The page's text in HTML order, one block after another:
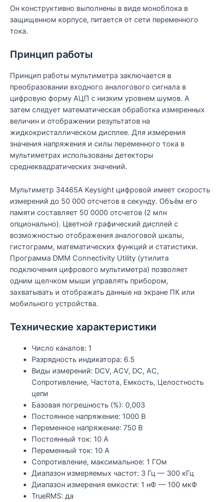
Он конструктивно выполнены в виде моноблока в
защищенном корпусе, питается от сети переменного
тока.
Принцип работы
Принцип работы мультиметра заключается в
преобразовании входного аналогового сигнала в
цифровую форму АЦП с низким уровнем шумов. А
затем следует математическая обработка измеренных
величин и отображении результатов на
жидкокристаллическом дисплее. Для измерения
значения напряжения и силы переменного тока в
мультиметрах использованы детекторы
среднеквадратических значений.
Мультиметр 34465A Keysight цифровой имеет скорость
измерений до 50 000 отсчетов в секунду. Объём его
памяти составляет 50 0000 отсчетов (2 млн
опционально). Цветной графический дисплей с
возможностью отображения аналоговой шкалы,
гистограмм, математических функций и статистики.
Программа DMM Connectivity Utility (утилита
подключения цифрового мультиметра) позволяет
одним щелчком мыши управлять прибором,
захватывать и отображать данные на экране ПК или
мобильного устройства.
Технические характеристики
Число каналов: 1
Разрядность индикатора: 6.5
Виды измерений: DCV, ACV, DC, AC,
Сопротивление, Частота, Емкость, Целостность
цепи
Базовая погрешность (%): 0,003
Постоянное напряжение: 1000 В
Переменное напряжение: 750 В
Постоянный ток: 10 А
Переменный ток: 10 А
Сопротивление, максимальное: 1 ГОм
Диапазон измеряемых частот: 3 Гц — 300 кГц
Диапазон измерения емкости: 1 нФ — 100 мкФ
TrueRMS: да